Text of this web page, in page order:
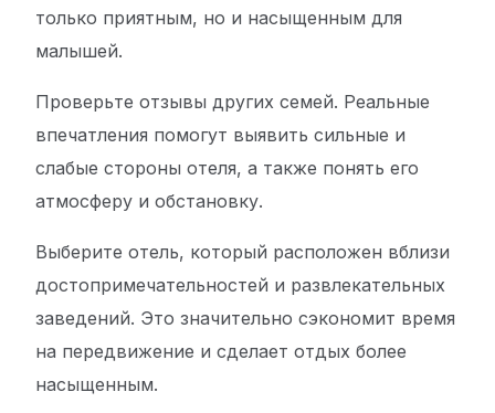
только приятным, но и насыщенным для
малышей.
Проверьте отзывы других семей. Реальные
впечатления помогут выявить сильные и
слабые стороны отеля, а также понять его
атмосферу и обстановку.
Выберите отель, который расположен вблизи
достопримечательностей и развлекательных
заведений. Это значительно сэкономит время
на передвижение и сделает отдых более
насыщенным.